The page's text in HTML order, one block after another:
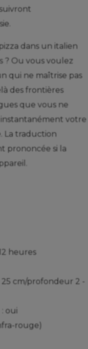
dans un italien
? Ou vous voulez
qui ne maîtrise pas
des frontières
que vous ne
instantanément votre
La traduction
prononcée si la
heures
cm/profondeur 2 -
oui
rouge)